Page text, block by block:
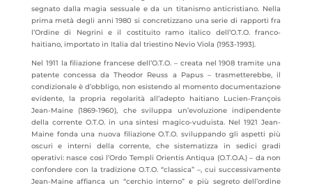
segnato dalla magia sessuale e da un titanismo anticristiano. Nella
prima metà degli anni 1980 si concretizzano una serie di rapporti fra
l’Ordine di Negrini e il costituito ramo italico dell’O.T.O. franco-
haitiano, importato in Italia dal triestino Nevio Viola (1953-1993).
Nel 1911 la filiazione francese dell’O.T.O. – creata nel 1908 tramite una
patente concessa da Theodor Reuss a Papus – trasmetterebbe, il
condizionale è d’obbligo, non esistendo al momento documentazione
evidente, la propria regolarità all’adepto haitiano Lucien-François
Jean-Maine (1869-1960), che sviluppa un’evoluzione indipendente
della corrente O.T.O. in una sintesi magico-vuduista. Nel 1921 Jean-
Maine fonda una nuova filiazione O.T.O. sviluppando gli aspetti più
oscuri e interni della corrente, che sistematizza in sedici gradi
operativi: nasce così l’Ordo Templi Orientis Antiqua (O.T.O.A.) – da non
confondere con la tradizione O.T.O. “classica” –, cui successivamente
Jean-Maine affianca un “cerchio interno” e più segreto dell’ordine